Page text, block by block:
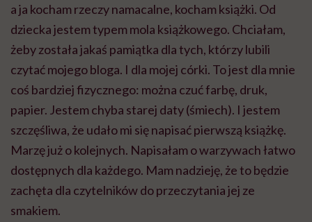
a ja kocham rzeczy namacalne, kocham książki. Od
dziecka jestem typem mola książkowego. Chciałam,
żeby została jakaś pamiątka dla tych, którzy lubili
czytać mojego bloga. I dla mojej córki. To jest dla mnie
coś bardziej fizycznego: można czuć farbę, druk,
papier. Jestem chyba starej daty (śmiech). I jestem
szczęśliwa, że udało mi się napisać pierwszą książkę.
Marzę już o kolejnych. Napisałam o warzywach łatwo
dostępnych dla każdego. Mam nadzieję, że to będzie
zachęta dla czytelników do przeczytania jej ze
smakiem.